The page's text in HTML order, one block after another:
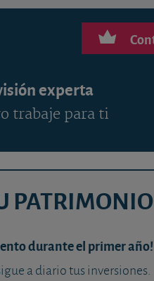
experta
trabaje para ti
PATRIMONIO
durante el primer año!
a diario tus inversiones.